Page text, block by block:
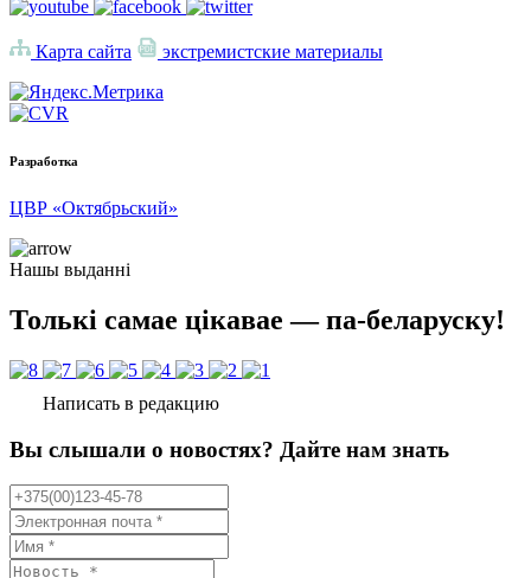
Карта сайта экстремистские материалы
Разработка
ЦВР «Октябрьский»
Нашы выданні
Толькі самае цікавае — па-беларуску!
Написать в редакцию
Вы слышали о новостях? Дайте нам знать